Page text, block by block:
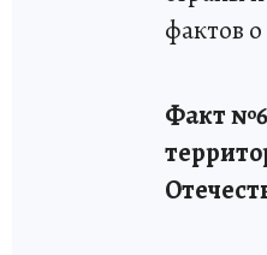
фактов
Факт